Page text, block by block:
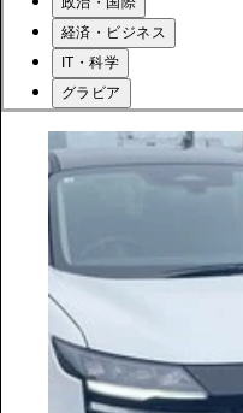
経済・ビジネス
IT・科学
グラビア